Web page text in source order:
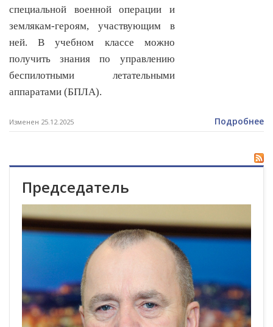
специальной военной операции и
землякам-героям, участвующим в
ней. В учебном классе можно
получить знания по управлению
беспилотными летательными
аппаратами (БПЛА).
Изменен 25.12.2025 Подробнее
Председатель